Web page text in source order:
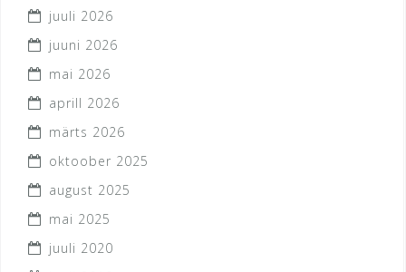
juuli 2026
juuni 2026
mai 2026
aprill 2026
märts 2026
oktoober 2025
august 2025
mai 2025
juuli 2020